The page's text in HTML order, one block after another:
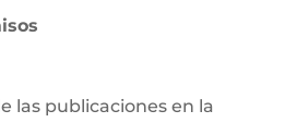
las publicaciones en la